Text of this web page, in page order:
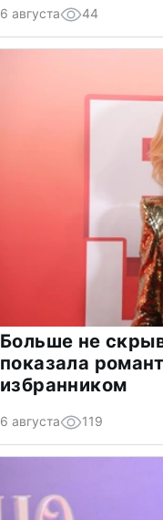
6 августа 44
Больше не
показала
избранником
6 августа 119